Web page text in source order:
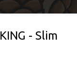
- Slim